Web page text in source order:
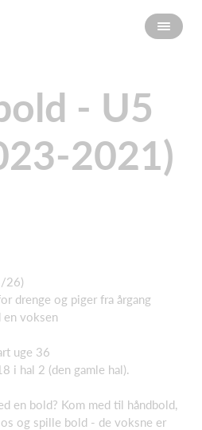
- U5
2021)
26)
drenge og piger fra årgang
en voksen
uge 36
i hal 2 (den gamle hal).
en bold? Kom med til håndbold,
og spille bold - de voksne er